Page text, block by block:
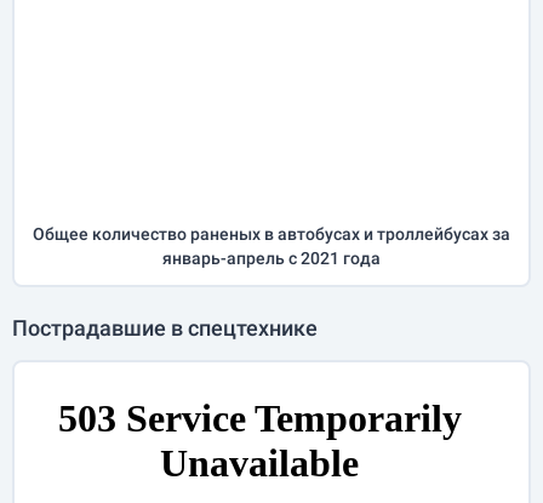
Общее количество раненых в автобусах и троллейбусах за
январь-апрельс 2021 года
Пострадавшие в спецтехнике